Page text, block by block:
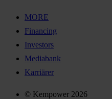
MORE
Financing
Investors
Mediabank
Karriärer
© Kempower 2026